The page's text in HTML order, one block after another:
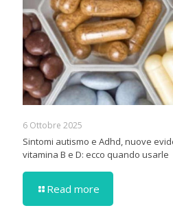
6 Ottobre 2025
Sintomi autismo e Adhd, nuove
vitamina B e D: ecco quando usarle
Read more